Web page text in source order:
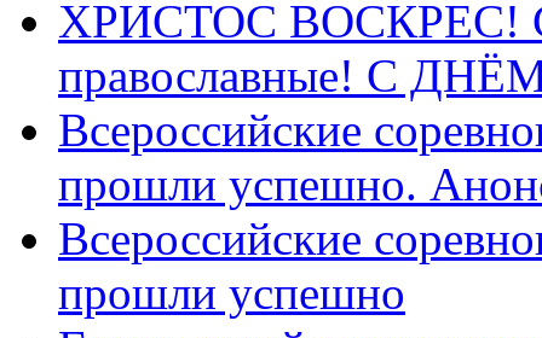
ХРИСТОС ВОСКРЕС! С
православные! C
Всероссийские
прошли успешно.
Всероссийские
прошли успешно